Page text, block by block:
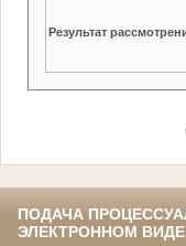
Результат
ПОДАЧА
ЭЛЕКТРОННОМ ВИДЕ